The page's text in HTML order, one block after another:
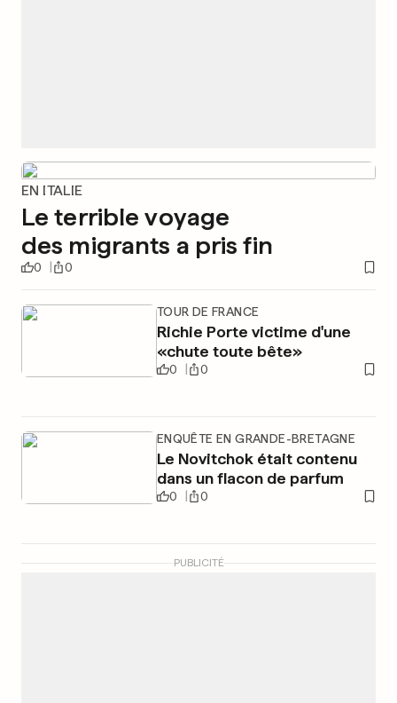
EN ITALIE
Le terrible voyage
des migrants a pris fin
0 0
TOUR DE FRANCE
Richie Porte victime d'une
«chute toute bête»
0 0
ENQUÊTE EN GRANDE-BRETAGNE
Le Novitchok était contenu
dans un flacon de parfum
0 0
PUBLICITÉ